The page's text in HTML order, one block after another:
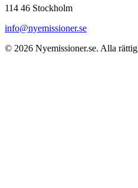
114 46 Stockholm
info@nyemissioner.se
© 2026 Nyemissioner.se. Alla